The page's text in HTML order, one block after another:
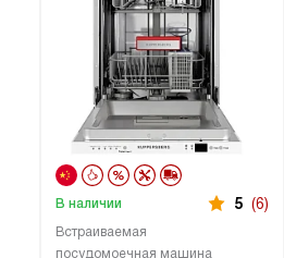
Встраиваемая
посудомоечная машина
В наличии 5 (6)